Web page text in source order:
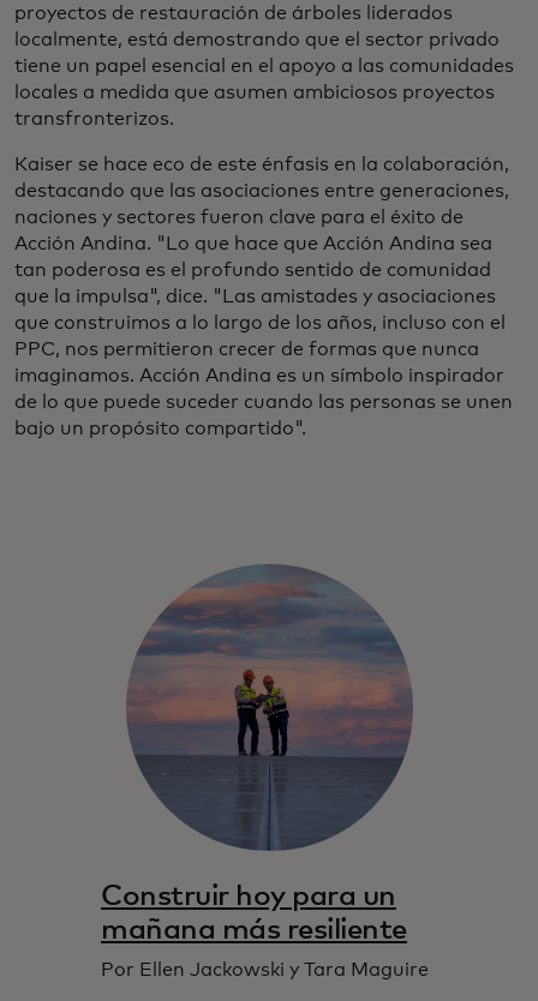
proyectos de restauración de árboles liderados
localmente, está demostrando que el sector privado
tiene un papel esencial en el apoyo a las comunidades
locales a medida que asumen ambiciosos proyectos
transfronterizos.
Kaiser se hace eco de este énfasis en la colaboración,
destacando que las asociaciones entre generaciones,
naciones y sectores fueron clave para el éxito de
Acción Andina. "Lo que hace que Acción Andina sea
tan poderosa es el profundo sentido de comunidad
que la impulsa", dice. "Las amistades y asociaciones
que construimos a lo largo de los años, incluso con el
PPC, nos permitieron crecer de formas que nunca
imaginamos. Acción Andina es un símbolo inspirador
de lo que puede suceder cuando las personas se unen
bajo un propósito compartido".
Construir hoy para un
mañana más resiliente
Por Ellen Jackowski y Tara Maguire